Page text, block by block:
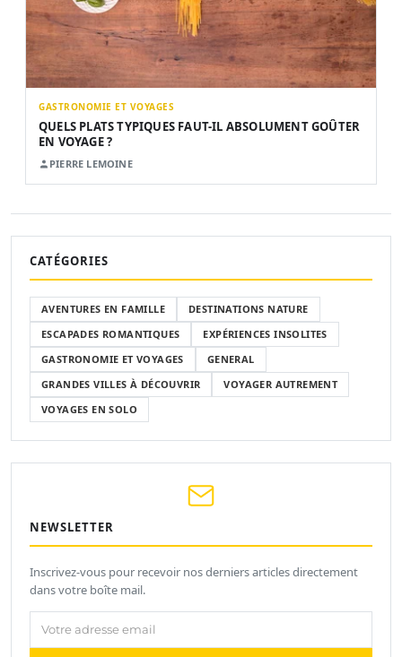
GASTRONOMIE ET VOYAGES
QUELS PLATS TYPIQUES FAUT-IL ABSOLUMENT GOÛTER
EN VOYAGE ?
PIERRE LEMOINE
CATÉGORIES
AVENTURES EN FAMILLE
DESTINATIONS NATURE
ESCAPADES ROMANTIQUES
EXPÉRIENCES INSOLITES
GASTRONOMIE ET VOYAGES
GENERAL
GRANDES VILLES À DÉCOUVRIR
VOYAGER AUTREMENT
VOYAGES EN SOLO
NEWSLETTER
Inscrivez-vous pour recevoir nos derniers articles directement
dans votre boîte mail.
Votre adresse email